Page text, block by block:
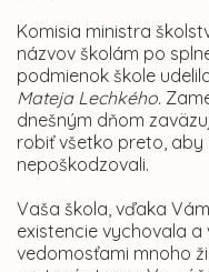
Komisia ministra
názvov školám po
podmienok škole
Mateja Lechkého.
dnešným dňom
robiť všetko preto, aby
nepoškodzovali.
Vaša škola, vďaka
existencie vychovala
vedomosťami mnoho